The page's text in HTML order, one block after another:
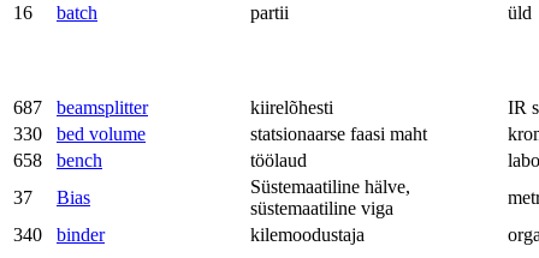
16 batch partii üld
687 beamsplitter kiirelõhesti
IR
330
bed volume statsionaarse faasi maht
658
bench töölaud
37
Bias
Süstemaatiline hälve,
süstemaatiline viga
340
binder kilemoodustaja